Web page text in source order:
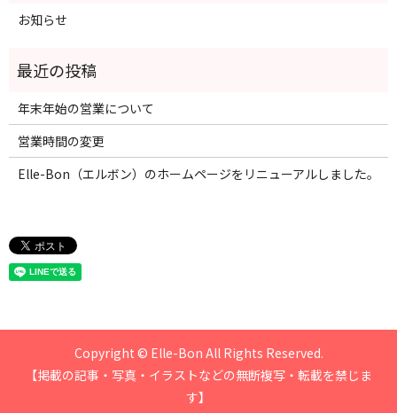
お知らせ
年末年始の営業について
営業時間の変更
Elle-Bon（エルボン）のホームページをリニューアルしました。
Copyright © Elle-Bon All Rights Reserved.
【掲載の記事・写真・イラストなどの無断複写・転載を禁じま
す】